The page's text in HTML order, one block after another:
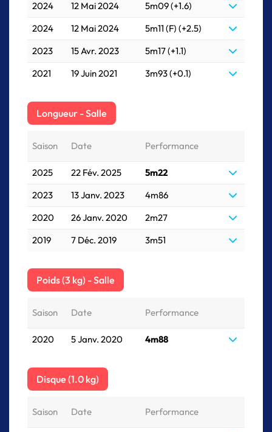
2024 12 Mai 2024
5m09 (+1.6)
2024
12 Mai 2024
5m11 (F) (+2.5)
2023
15 Avr. 2023
5m17 (+1.1)
2021
19 Juin 2021 3m93 (+0.1)
Longueur - Salle
Saison Date Performance
2025 22 Fév. 2025
5m22
2023
13 Janv. 2023
4m86
2020
26 Janv. 2020
2m27
2019
7 Déc. 2019 3m51
Poids (3 kg) - Salle
Saison Date Performance
2020 5 Janv. 2020 4m88
Disque (1.0 kg)
Saison Date Performance